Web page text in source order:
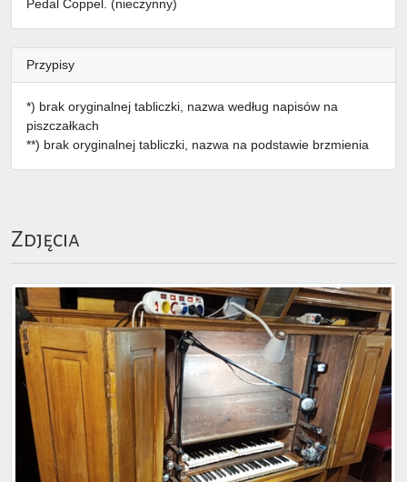
Pedal Coppel. (nieczynny)
Przypisy
*) brak oryginalnej tabliczki, nazwa według napisów na
piszczałkach
**) brak oryginalnej tabliczki, nazwa na podstawie brzmienia
Zdjęcia